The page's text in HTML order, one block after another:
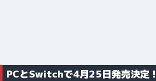
PCとSwitchで4月25日発売決定！